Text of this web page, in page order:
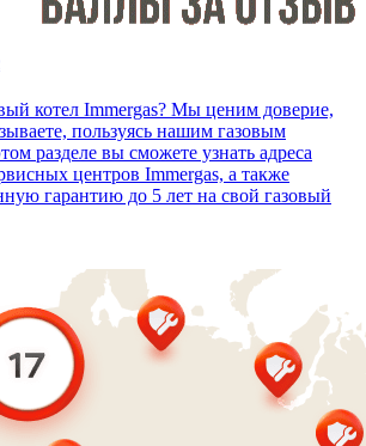
котел Immergas? Мы ценим доверие,
пользуясь нашим газовым
разделе вы сможете узнать адреса
центров Immergas, а также
гарантию до 5 лет на свой газовый